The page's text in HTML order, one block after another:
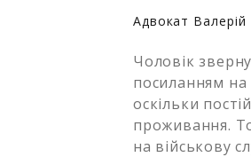
Адвокат
Чоловік
посиланням
оскільки
проживання.
на військову